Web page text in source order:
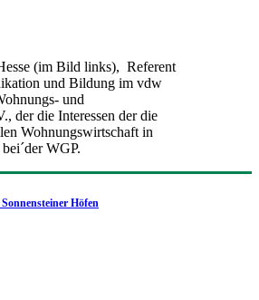
(im Bild links), Referent
und Bildung im vdw
und
der die Interessen der die
Wohnungswirtschaft in
WGP.
Höfen